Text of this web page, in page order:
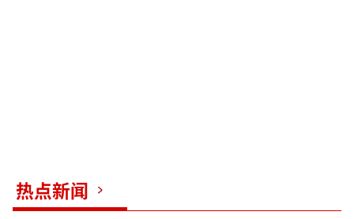
热点新闻